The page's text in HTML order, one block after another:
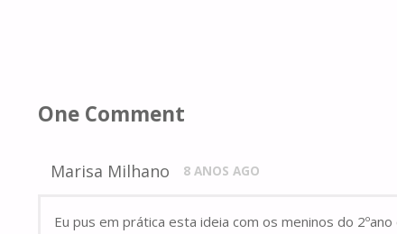
One Comment
Marisa Milhano 8 ANOS AGO
Eu pus em prática esta ideia com os meninos do